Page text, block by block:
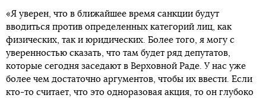
«Я уверен, что в ближайшее время санкции будут
вводиться против определенных категорий лиц, как
физических, так и юридических. Более того, я могу с
уверенностью сказать, что там будет ряд депутатов,
которые сегодня заседают в Верховной Раде. У нас уже
более чем достаточно аргументов, чтобы их ввести. Если
кто-то считает, что это одноразовая акция, то он глубоко